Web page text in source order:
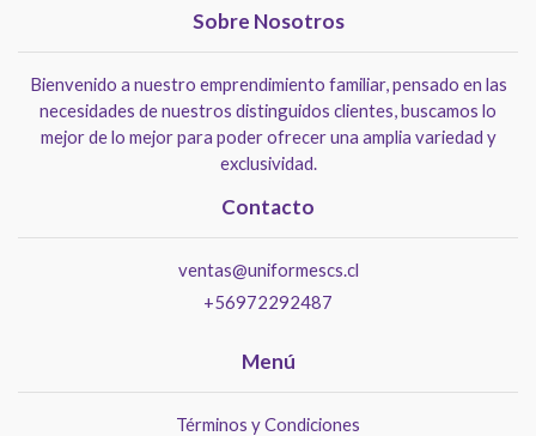
Sobre Nosotros
Bienvenido a nuestro emprendimiento familiar, pensado en las
necesidades de nuestros distinguidos clientes, buscamos lo
mejor de lo mejor para poder ofrecer una amplia variedad y
exclusividad.
Contacto
ventas@uniformescs.cl
+56972292487
Menú
Términos y Condiciones